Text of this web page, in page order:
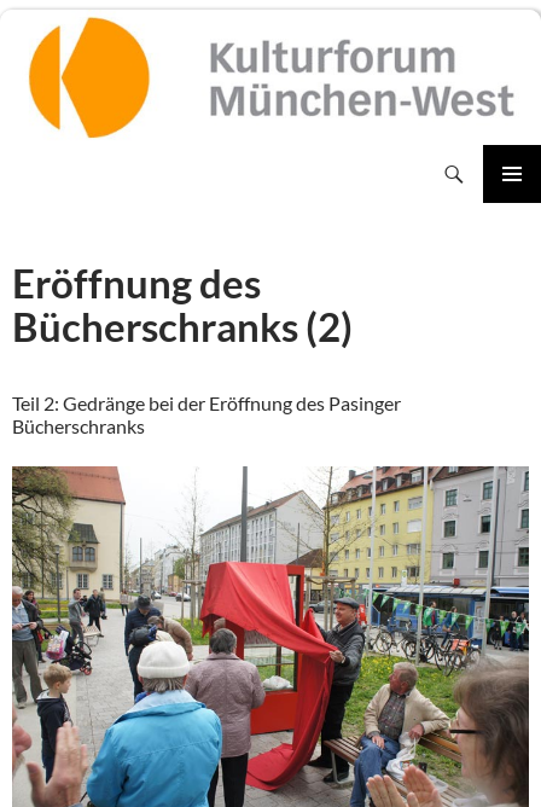
Inhalt
springen
Eröffnung des
Bücherschranks (2)
Teil 2: Gedränge bei der Eröffnung des Pasinger
Bücherschranks